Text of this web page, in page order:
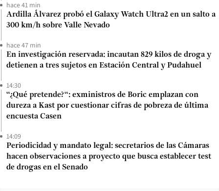
hace 41 min
Ardilla Álvarez probó el Galaxy Watch Ultra2 en un salto a
300 km/h sobre Valle Nevado
hace 47 min
En investigación reservada: incautan 829 kilos de droga y
detienen a tres sujetos en Estación Central y Pudahuel
14:30
“¿Qué pretende?“: exministros de Boric emplazan con
dureza a Kast por cuestionar cifras de pobreza de última
encuesta Casen
14:09
Periodicidad y mandato legal: secretarios de las Cámaras
hacen observaciones a proyecto que busca establecer test
de drogas en el Senado